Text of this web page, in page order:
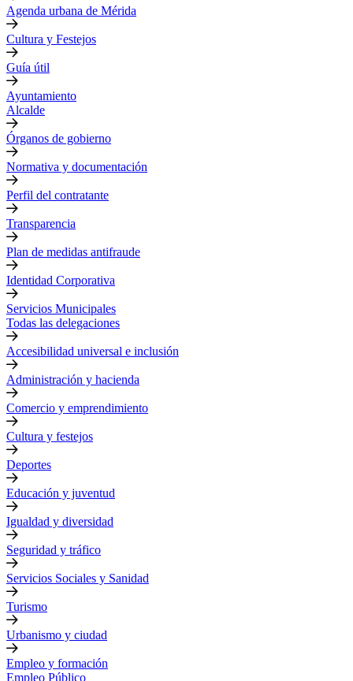
Agenda urbana de Mérida
Cultura y Festejos
Guía útil
Ayuntamiento
Alcalde
Órganos de gobierno
Normativa y documentación
Perfil del contratante
Transparencia
Plan de medidas antifraude
Identidad Corporativa
Servicios Municipales
Todas las delegaciones
Accesibilidad universal e inclusión
Administración y hacienda
Comercio y emprendimiento
Cultura y festejos
Deportes
Educación y juventud
Igualdad y diversidad
Seguridad y tráfico
Servicios Sociales y Sanidad
Turismo
Urbanismo y ciudad
Empleo y formación
Empleo Público